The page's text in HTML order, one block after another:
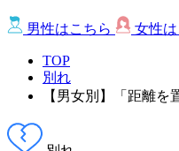
男性はこちら 女性は
TOP
別れ
【男女別】「距離